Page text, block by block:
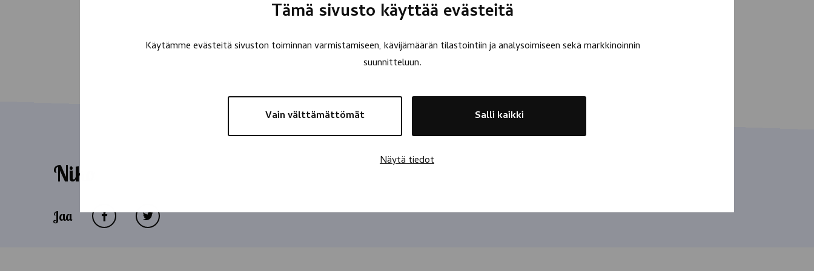
Tämä sivusto käyttää evästeitä
Käytämme evästeitä sivuston toiminnan varmistamiseen, kävijämäärän tilastointiin ja analysoimiseen sekä markkinoinnin
suunnitteluun.
Vain välttämättömät Salli kaikki
Näytä tiedot
Niko
Jaa